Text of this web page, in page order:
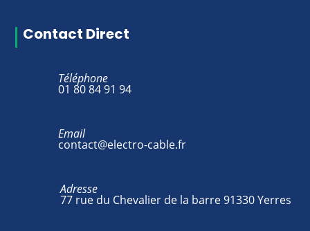
Contact Direct
Téléphone
01 80 84 91 94
Email
contact@electro-cable.fr
Adresse
77 rue du Chevalier de la barre 91330 Yerres